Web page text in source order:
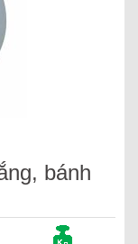
bánh